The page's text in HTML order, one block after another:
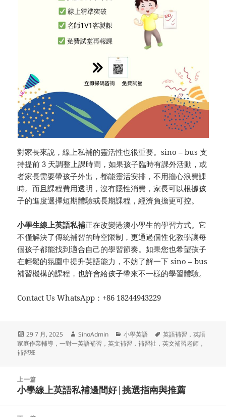
對家長來說，線上私補的靈活性也很重要。sino – bus 支
持提前 3 天調整上課時間，如果孩子臨時有課外活動，或
者家長需要帶孩子外出，都能靈活安排，不用擔心浪費課
時。而且課程費用透明，沒有隱性消費，家長可以根據孩
子的進度選擇短期體驗或長期課程，經濟負擔更可控。
小學生線上英語私補正在改變港澳小學生的學習方式。它
不僅解決了傳統補習的時空限制，更通過個性化教學讓每
個孩子都能找到適合自己的學習節奏。如果您也希望孩子
在輕鬆的氛圍中提升英語能力，不妨了解一下 sino – bus
補習機構的課程，也許會給孩子帶來不一樣的學習體驗。
Contact Us WhatsApp：+86 18244943229
发
布
于
29 7 月, 2025
作
者
SinoAdmin
分
类
小學英語
标
签
英語補習，英語
家庭作業輔導，一對一英語補習，英文補習，補習社，英文補習老師，
補習班
上一篇
上
文
小學線上英語私補邊間好|挑選指南與推薦